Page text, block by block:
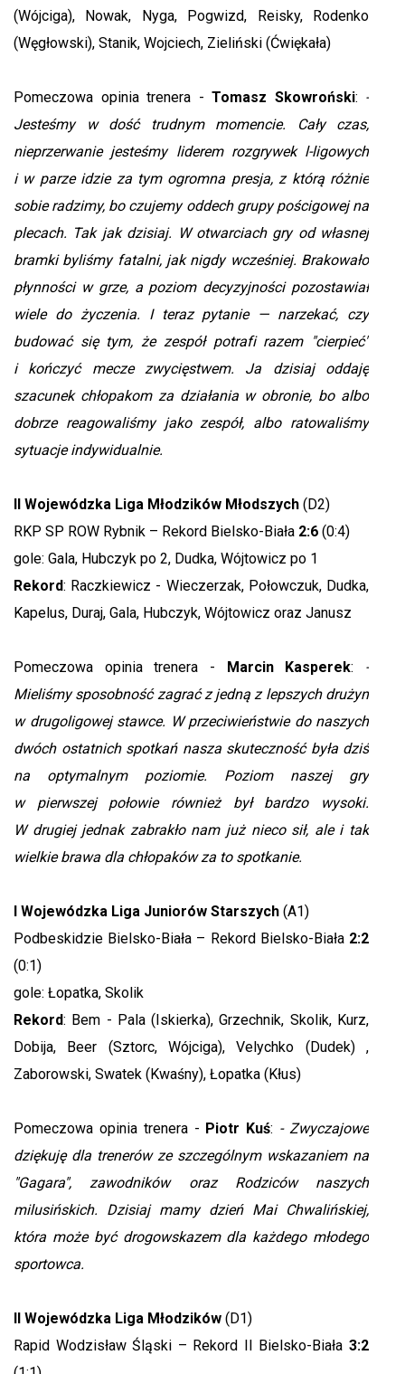
(Wójciga), Nowak, Nyga, Pogwizd, Reisky, Rodenko
(Węgłowski), Stanik, Wojciech, Zieliński (Ćwiękała)
Pomeczowa opinia trenera - Tomasz Skowroński: -
Jesteśmy w dość trudnym momencie. Cały czas,
nieprzerwanie jesteśmy liderem rozgrywek l-ligowych
i w parze idzie za tym ogromna presja, z którą różnie
sobie radzimy, bo czujemy oddech grupy pościgowej na
plecach. Tak jak dzisiaj. W otwarciach gry od własnej
bramki byliśmy fatalni, jak nigdy wcześniej. Brakowało
płynności w grze, a poziom decyzyjności pozostawiał
wiele do życzenia. I teraz pytanie — narzekać, czy
budować się tym, że zespół potrafi razem "cierpieć"
i kończyć mecze zwycięstwem. Ja dzisiaj oddaję
szacunek chłopakom za działania w obronie, bo albo
dobrze reagowaliśmy jako zespół, albo ratowaliśmy
sytuacje indywidualnie.
II Wojewódzka Liga Młodzików Młodszych (D2)
RKP SP ROW Rybnik – Rekord Bielsko-Biała 2:6 (0:4)
gole: Gala, Hubczyk po 2, Dudka, Wójtowicz po 1
Rekord: Raczkiewicz - Wieczerzak, Połowczuk, Dudka,
Kapelus, Duraj, Gala, Hubczyk, Wójtowicz oraz Janusz
Pomeczowa opinia trenera - Marcin Kasperek: -
Mieliśmy sposobność zagrać z jedną z lepszych drużyn
w drugoligowej stawce. W przeciwieństwie do naszych
dwóch ostatnich spotkań nasza skuteczność była dziś
na optymalnym poziomie. Poziom naszej gry
w pierwszej połowie również był bardzo wysoki.
W drugiej jednak zabrakło nam już nieco sił, ale i tak
wielkie brawa dla chłopaków za to spotkanie.
I Wojewódzka Liga Juniorów Starszych (A1)
Podbeskidzie Bielsko-Biała – Rekord Bielsko-Biała 2:2
(0:1)
gole: Łopatka, Skolik
Rekord: Bem - Pala (Iskierka), Grzechnik, Skolik, Kurz,
Dobija, Beer (Sztorc, Wójciga), Velychko (Dudek) ,
Zaborowski, Swatek (Kwaśny), Łopatka (Kłus)
Pomeczowa opinia trenera - Piotr Kuś: - Zwyczajowe
dziękuję dla trenerów ze szczególnym wskazaniem na
"Gagara", zawodników oraz Rodziców naszych
milusińskich. Dzisiaj mamy dzień Mai Chwalińskiej,
która może być drogowskazem dla każdego młodego
sportowca.
II Wojewódzka Liga Młodzików (D1)
Rapid Wodzisław Śląski – Rekord II Bielsko-Biała 3:2